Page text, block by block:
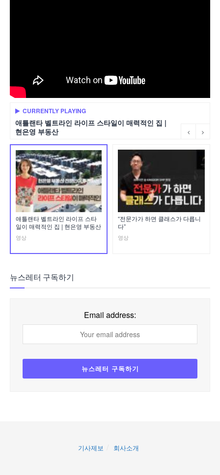
CURRENTLY PLAYING
애틀랜타 벨트라인 라이프 스타일이 매력적인 집 |
현은영 부동산
애틀랜타 벨트라인 라이프 스타
일이 매력적인 집 | 현은영 부동산
영상
“전문가가 하면 클래스가 다릅니
다”
영상
뉴스레터 구독하기
Email address:
기사제보 회사소개